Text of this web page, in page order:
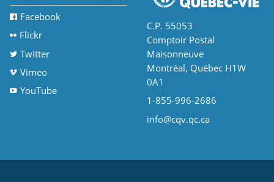
Facebook
Flickr
Twitter
Vimeo
YouTube
C.P. 55053
Comptoir Postal
Maisonneuve
Montréal, Québec H1W
0A1
1-855-996-2686
info@cqv.qc.ca